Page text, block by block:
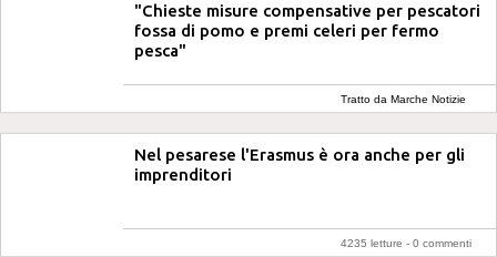
"Chieste misure compensative per pescatori
fossa di pomo e premi celeri per fermo
pesca"
Tratto da Marche Notizie
Nel pesarese l'Erasmus è ora anche per gli
imprenditori
4235 letture - 0 commenti